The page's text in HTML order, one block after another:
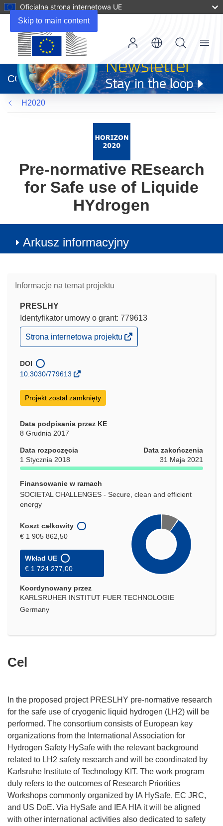
Skip to main content
Oficjalna strona internetowa UE
otworzy
się
w
nowym
oknie)
CORDIS
Menu
H2020
Pre-normative REsearch
for Safe use of Liquide
HYdrogen
Arkusz informacyjny
Informacje na temat projektu
PRESLHY
Identyfikator umowy o grant: 779613
(odnośnik
otworzy
w
nowym
Strona internetowa projektu
DOI
10.3030/779613
Projekt został zamknięty
Data podpisania przez KE
8 Grudnia 2017
Data rozpoczęcia
1 Stycznia 2018
Data zakończenia
31 Maja 2021
Finansowanie w ramach
SOCIETAL CHALLENGES - Secure, clean and efficient
energy
Koszt całkowity
€ 1 905 862,50
Wkład UE
€ 1 724 277,00
Koordynowany przez
KARLSRUHER INSTITUT FUER TECHNOLOGIE
Germany
Cel
In the proposed project PRESLHY pre-normative research
for the safe use of cryogenic liquid hydrogen (LH2) will be
performed. The consortium consists of European key
organizations from the International Association for
Hydrogen Safety HySafe with the relevant background
related to LH2 safety research and will be coordinated by
Karlsruhe Institute of Technology KIT. The work program
duly refers to the outcomes of Research Priorities
Workshops commonly organized by IA HySafe, EC JRC,
and US DoE. Via HySafe and IEA HIA it will be aligned
with other international activities also dedicated to safety